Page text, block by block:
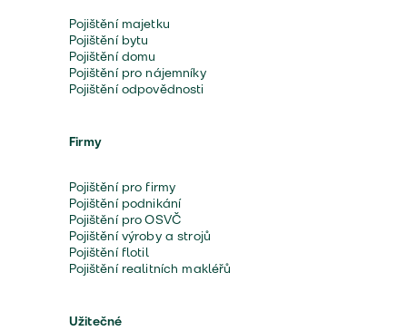
Pojištění majetku
Pojištění bytu
Pojištění domu
Pojištění pro nájemníky
Pojištění odpovědnosti
Firmy
Pojištění pro firmy
Pojištění podnikání
Pojištění pro OSVČ
Pojištění výroby a strojů
Pojištění flotil
Pojištění realitních makléřů
Užitečné